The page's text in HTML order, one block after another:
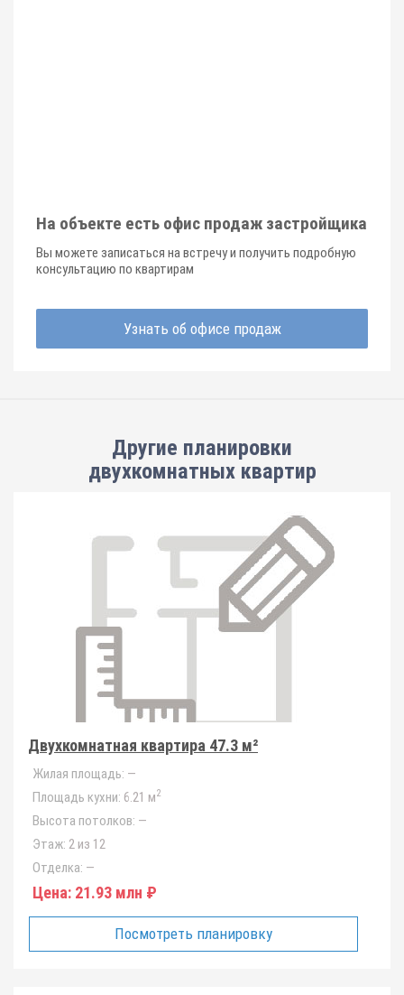
На объекте есть офис продаж застройщика
Вы можете записаться на встречу и получить подробную
консультацию по квартирам
Узнать об офисе продаж
Другие планировки
двухкомнатных квартир
Двухкомнатная квартира 47.3 м²
Жилая площадь: —
Площадь кухни: 6.21 м2
Высота потолков: —
Этаж: 2 из 12
Отделка: —
Цена: 21.93 млн ₽
Посмотреть планировку